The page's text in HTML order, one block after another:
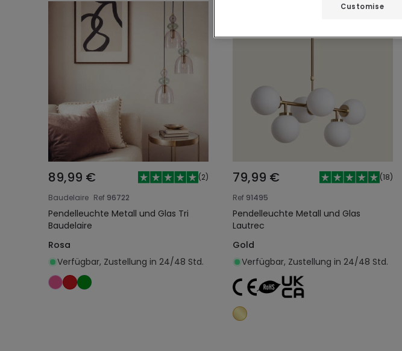
89,99 € (2)
Baudelaire Ref 96722
Pendelleuchte Metall und Glas Tri
Baudelaire
Rosa
Verfügbar, Zustellung in 24/48 Std.
79,99 € (18)
Ref 91495
Pendelleuchte Metall und Glas
Lautrec
Gold
Verfügbar, Zustellung in 24/48 Std.
Customise